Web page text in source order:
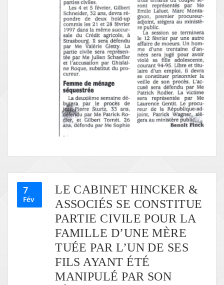
7
Fév
LE CABINET HINCKER &
ASSOCIÉS SE CONSTITUE
PARTIE CIVILE POUR LA
FAMILLE D’UNE MÈRE
TUÉE PAR L’UN DE SES
FILS AYANT ÉTÉ
MANIPULÉ PAR SON